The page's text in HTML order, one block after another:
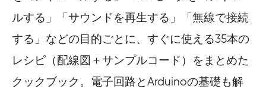
ルする」「サウンドを再生する」「無線で接続
する」などの目的ごとに、すぐに使える35本の
レシピ（配線図＋サンプルコード）をまとめた
クックブック。電子回路とArduinoの基礎も解